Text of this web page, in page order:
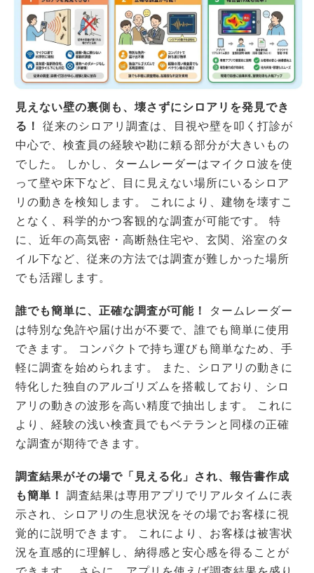
見えない壁の裏側も、壊さずにシロアリを発見でき
る！
従来のシロアリ調査は、目視や壁を叩く打診が
中心で、検査員の経験や勘に頼る部分が大きいもの
でした。 しかし、タームレーダーはマイクロ波を使
って壁や床下など、目に見えない場所にいるシロア
リの動きを検知します。 これにより、建物を壊すこ
となく、科学的かつ客観的な調査が可能です。 特
に、近年の高気密・高断熱住宅や、玄関、浴室のタ
イル下など、従来の方法では調査が難しかった場所
でも活躍します。
誰でも簡単に、正確な調査が可能！
タームレーダー
は特別な免許や届け出が不要で、誰でも簡単に使用
できます。 コンパクトで持ち運びも簡単なため、手
軽に調査を始められます。 また、シロアリの動きに
特化した独自のアルゴリズムを搭載しており、シロ
アリの動きの波形を高い精度で抽出します。 これに
より、経験の浅い検査員でもベテランと同様の正確
な調査が期待できます。
調査結果がその場で「見える化」され、報告書作成
も簡単！
調査結果は専用アプリでリアルタイムに表
示され、シロアリの生息状況をその場でお客様に視
覚的に説明できます。 これにより、お客様は被害状
況を直感的に理解し、納得感と安心感を得ることが